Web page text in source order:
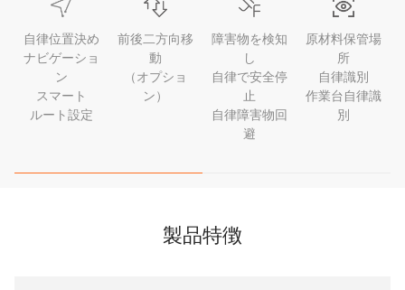
自律位置決め
ナビゲーショ
ン
スマート
ルート設定
前後二方向移
動
（オプショ
ン）
障害物を検知
し
自律で安全停
止
自律障害物回
避
原材料保管場
所
自律識別
作業台自律識
別
製品特徴